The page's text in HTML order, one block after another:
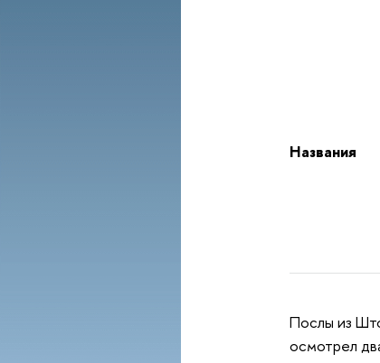
Названия
Послы из
осмотрел